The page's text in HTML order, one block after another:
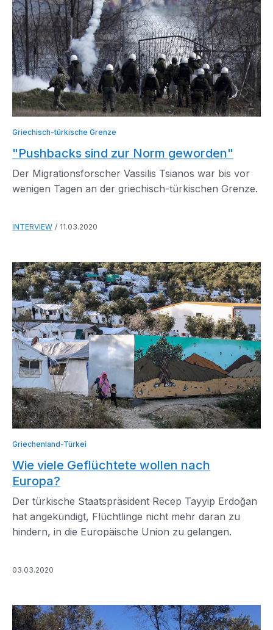
Griechisch-türkische Grenze
"Pushbacks sind zur Norm geworden"
Der Migrationsforscher Vassilis Tsianos war bis vor
wenigen Tagen an der griechisch-türkischen Grenze.
INTERVIEW 11.03.2020
Griechenland-Türkei
Wie viele Geflüchtete wollen nach
Europa?
Der türkische Staatspräsident Recep Tayyip Erdoğan
hat angekündigt, Flüchtlinge nicht mehr daran zu
hindern, in die Europäische Union zu gelangen.
03.03.2020